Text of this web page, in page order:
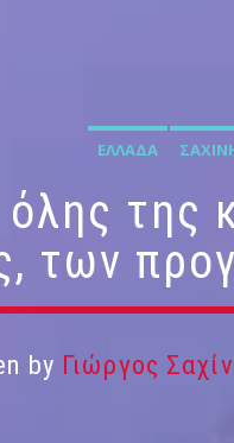
ΕΛΛΆΔΑ
της
των
by Γιώργος